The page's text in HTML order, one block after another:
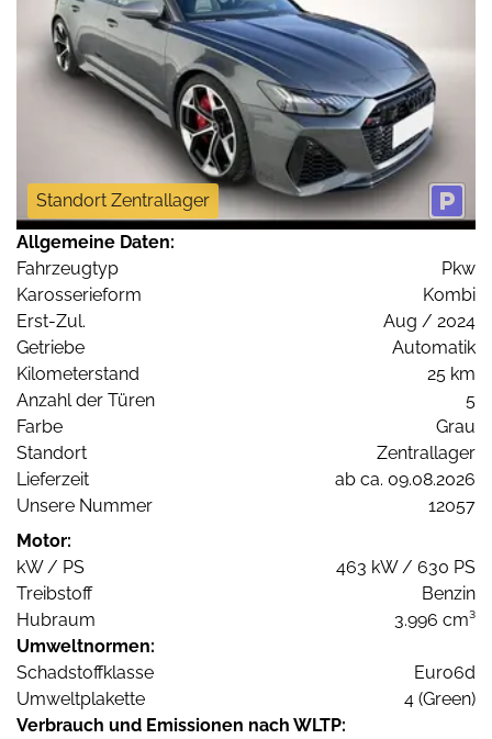
Standort Zentrallager
Allgemeine Daten:
Fahrzeugtyp
Pkw
Karosserieform
Kombi
Erst-Zul.
Aug / 2024
Getriebe
Automatik
Kilometerstand
25 km
Anzahl der Türen
5
Farbe
Grau
Standort
Zentrallager
Lieferzeit
ab ca. 09.08.2026
Unsere Nummer
12057
Motor:
kW / PS
463 kW / 630 PS
Treibstoff
Benzin
Hubraum
3.996 cm³
Umweltnormen:
Schadstoffklasse
Euro6d
Umweltplakette
4 (Green)
Verbrauch und Emissionen nach WLTP: